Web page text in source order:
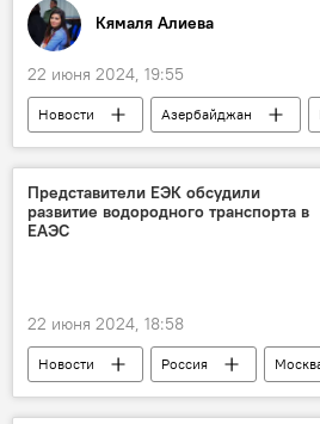
Инвесторы
Кямаля Алиева
22 июня 2024, 19:55
Новости Азербайджан
Дворец Гейдара Алиева
Дмитрий Шостакович
"Ленинградская" симфония №7
посол России в Азербайджане Михаил
Ялчин
Великая Отечественная война
Ленинград
Представители ЕЭК обсудили
развитие водородного транспорта в
ЕАЭС
22 июня 2024, 18:58
Новости Россия
Круглый стол